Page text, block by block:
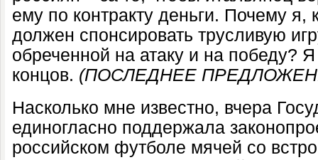
ему по контракту деньги. Почему я,
должен спонсировать трусливую
обреченной на атаку и на победу?
концов. (ПОСЛЕДНЕЕ
Насколько мне известно, вчера
единогласно поддержала
российском футболе мячей со